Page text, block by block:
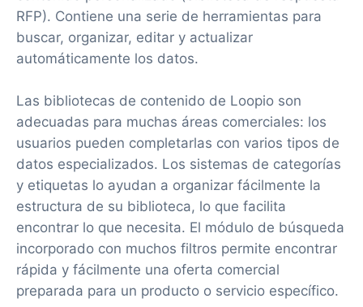
RFP). Contiene una serie de herramientas para
buscar, organizar, editar y actualizar
automáticamente los datos.
Las bibliotecas de contenido de Loopio son
adecuadas para muchas áreas comerciales: los
usuarios pueden completarlas con varios tipos de
datos especializados. Los sistemas de categorías
y etiquetas lo ayudan a organizar fácilmente la
estructura de su biblioteca, lo que facilita
encontrar lo que necesita. El módulo de búsqueda
incorporado con muchos filtros permite encontrar
rápida y fácilmente una oferta comercial
preparada para un producto o servicio específico.